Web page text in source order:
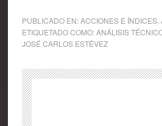
PUBLICADO EN:ACCIONES E ÍNDICES,
ETIQUETADO COMO:ANÁLISIS
JOSÉ CARLOS ESTÉVEZ